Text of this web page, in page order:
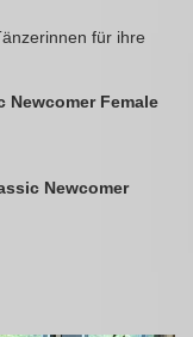
für ihre
Newcomer Female
Newcomer